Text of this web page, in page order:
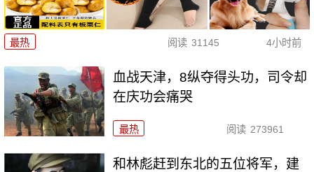
最热 阅读 31145 4小时前
血战天津，8纵夺得头功，司令却
在庆功会痛哭
最热 阅读 273961
和林彪赶到东北的五位将军，建